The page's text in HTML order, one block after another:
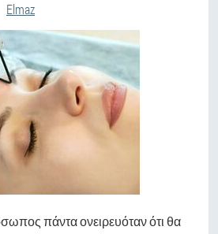
Elmaz
πάντα ονειρευόταν ότι θα